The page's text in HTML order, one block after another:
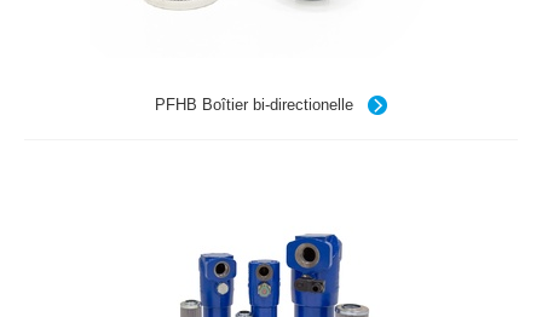
PFHB Boîtier bi-directionelle